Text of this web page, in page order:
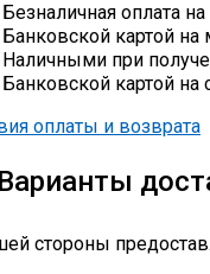
Безналичная оплата
Банковской картой
Наличными при
Банковской картой
оплаты и возврата
Варианты
стороны